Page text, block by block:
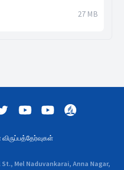
27 MB
Mel Naduvankarai, Anna Nagar,